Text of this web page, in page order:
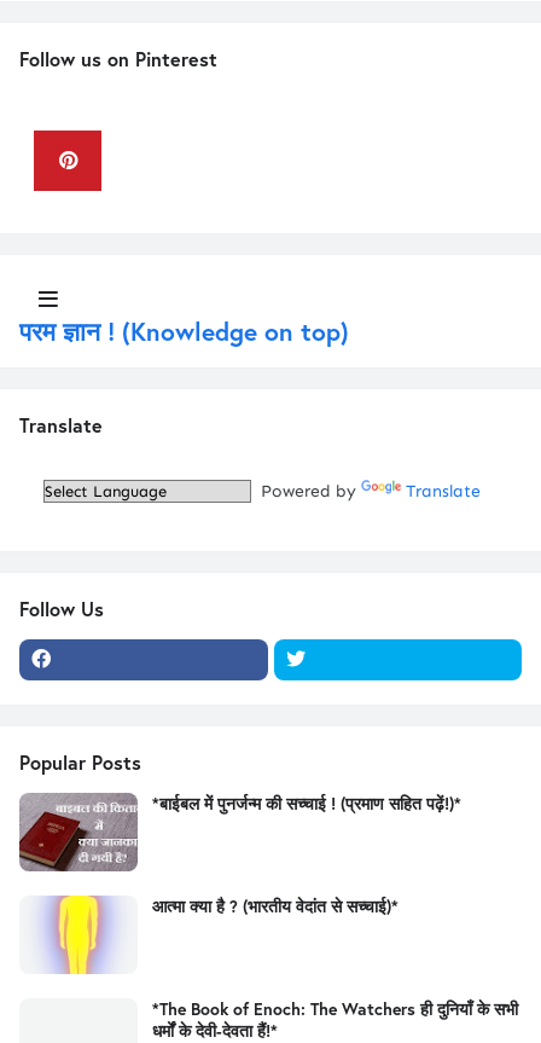
Follow us on Pinterest
परम ज्ञान ! (Knowledge on top)
Translate
Powered by Translate
Follow Us
Popular Posts
*बाईबल में पुनर्जन्म की सच्चाई ! (प्रमाण सहित पढ़ें!)*
आत्मा क्या है ? (भारतीय वेदांत से सच्चाई)*
*The Book of Enoch: The Watchers ही दुनियाँ के सभी
धर्मों के देवी-देवता हैं!*